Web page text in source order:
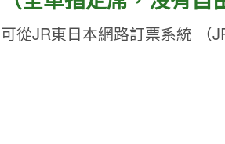
可從JR東日本網路訂票系統